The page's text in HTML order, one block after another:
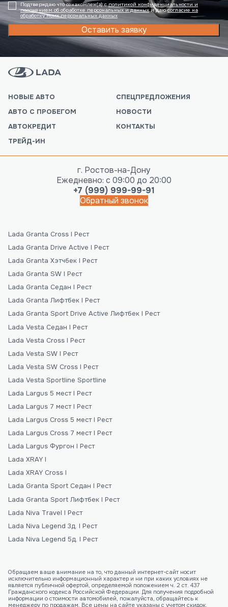
Подтверждаю что ознакомлен(а) сполитикой конфиденциальности и
положением об обработке персональных и данныхи даюсогласие на
обработку моих персональных данных
Оставить заявку
НОВЫЕ АВТО
АВТО С ПРОБЕГОМ
АВТОКРЕДИТ
ТРЕЙД-ИН
СПЕЦПРЕДЛОЖЕНИЯ
НОВОСТИ
КОНТАКТЫ
г. Ростов-на-Дону
Ежедневно: с 09:00 до 20:00
+7 (999) 999-99-91
Обратный звонок
Lada Granta Cross I Рест
Lada Granta Drive Active I Рест
Lada Granta Хэтчбек I Рест
Lada Granta SW I Рест
Lada Granta Седан I Рест
Lada Granta Лифтбек I Рест
Lada Granta Sport Drive Active Лифтбек I Рест
Lada Vesta Седан I Рест
Lada Vesta Cross I Рест
Lada Vesta SW I Рест
Lada Vesta SW Cross I Рест
Lada Vesta Sportline Sportline
Lada Largus 5 мест I Рест
Lada Largus 7 мест I Рест
Lada Largus Сross 5 мест I Рест
Lada Largus Сross 7 мест I Рест
Lada Largus Фургон I Рест
Lada XRAY I
Lada XRAY Cross I
Lada Granta Sport Седан I Рест
Lada Granta Sport Лифтбек I Рест
Lada Niva Travel I Рест
Lada Niva Legend 3д. I Рест
Lada Niva Legend 5д. I Рест
Обращаем ваше внимание на то, что данный интернет-сайт носит
исключительно информационный характер и ни при каких условиях не
является публичной офертой, определяемой положением ч. 2 ст. 437
Гражданского кодекса Российской Федерации. Для получения подробной
информации о стоимости автомобилей, пожалуйста, обращайтесь к
менеджеру по продажам. Все цены на сайте указаны с учетом скидок.